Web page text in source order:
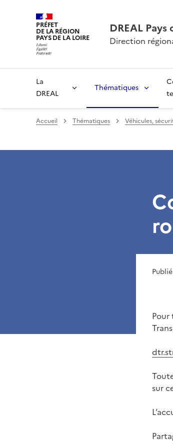
PRÉFET
DE LA RÉGION
PAYS DE LA LOIRE
DREAL
Direction
La
DREAL
Thématiques
Accueil Thématiques Véhicules,
sur